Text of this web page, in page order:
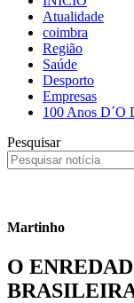
Atualidade
coimbra
Região
Saúde
Desporto
Empresas
100 Anos D´O
Pesquisar
Martinho
O